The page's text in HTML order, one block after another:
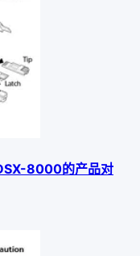
8000的产品对